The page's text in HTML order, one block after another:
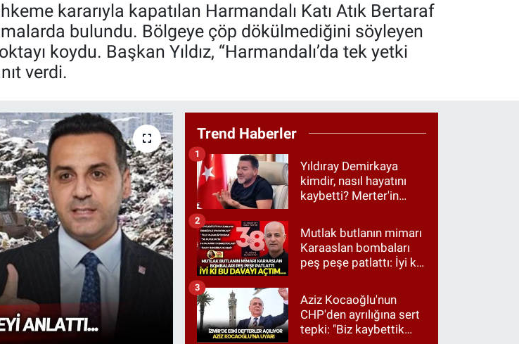
kararıyla kapatılan Harmandalı Katı Atık Bertaraf
bulundu. Bölgeye çöp dökülmediğini söyleyen
koydu. Başkan Yıldız, “Harmandalı’da tek yetki
verdi.
Trend Haberler
Yıldıray Demirkaya
kimdir, nasıl hayatını
kaybetti? Merter'in
mesajı
1
Mutlak butlanın mimarı
Karaaslan bombaları
peş peşe patlattı: İyi ki
2
Aziz Kocaoğlu'nun
CHP'den ayrılığına sert
tepki: "Biz kaybettik
3